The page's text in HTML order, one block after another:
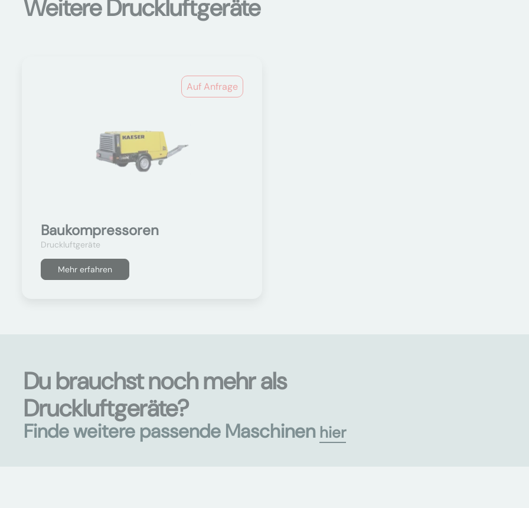
Weitere Druckluftgeräte
Auf Anfrage
Baukompressoren
Druckluftgeräte
Mehr erfahren
Du brauchst noch mehr als
Druckluftgeräte?
Finde weitere passende Maschinen hier